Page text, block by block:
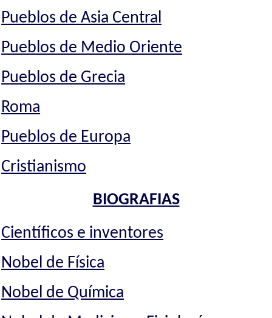
Pueblos de Asia Central
Pueblos de Medio Oriente
Pueblos de Grecia
Roma
Pueblos de Europa
Cristianismo
BIOGRAFIAS
Científicos e inventores
Nobel de Física
Nobel de Química